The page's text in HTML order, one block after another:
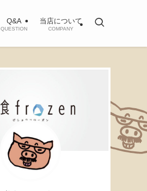
Q&A
QUESTION
当店について
COMPANY